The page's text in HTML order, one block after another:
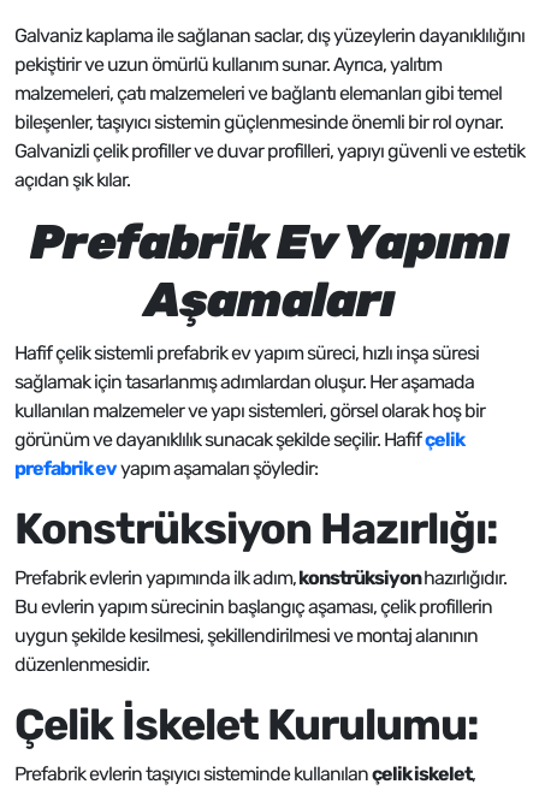
Galvaniz kaplama ile sağlanan saclar, dış yüzeylerin dayanıklılığını
pekiştirir ve uzun ömürlü kullanım sunar. Ayrıca, yalıtım
malzemeleri, çatı malzemeleri ve bağlantı elemanları gibi temel
bileşenler, taşıyıcı sistemin güçlenmesinde önemli bir rol oynar.
Galvanizli çelik profiller ve duvar profilleri, yapıyı güvenli ve estetik
açıdan şık kılar.
Prefabrik Ev Yapımı
Aşamaları
Hafif çelik sistemli prefabrik ev yapım süreci, hızlı inşa süresi
sağlamak için tasarlanmış adımlardan oluşur. Her aşamada
kullanılan malzemeler ve yapı sistemleri, görsel olarak hoş bir
görünüm ve dayanıklılık sunacak şekilde seçilir. Hafifçelik
prefabrik evyapım aşamaları şöyledir:
Konstrüksiyon Hazırlığı:
Prefabrik evlerin yapımında ilk adım,konstrüksiyonhazırlığıdır.
Bu evlerin yapım sürecinin başlangıç aşaması, çelik profillerin
uygun şekilde kesilmesi, şekillendirilmesi ve montaj alanının
düzenlenmesidir.
Çelik İskelet Kurulumu:
Prefabrik evlerin taşıyıcı sisteminde kullanılançelik iskelet,